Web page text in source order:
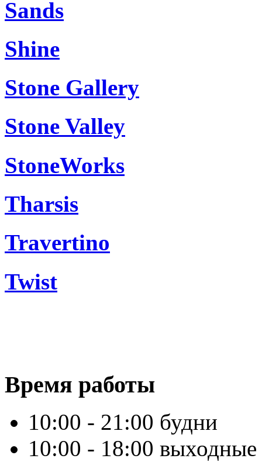
Sands
Shine
Stone Gallery
Stone Valley
StoneWorks
Tharsis
Travertino
Twist
Время работы
10:00 - 21:00 будни
10:00 - 18:00 выходные